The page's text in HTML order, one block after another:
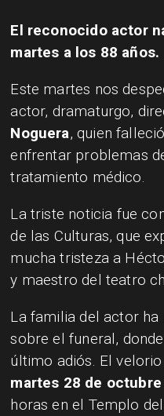
El reconocido actor
martes a los 88 años.
Este martes nos
actor, dramaturgo,
Noguera, quien
enfrentar problemas
tratamiento médico.
La triste noticia fue
de las Culturas, que
mucha tristeza a
y maestro del teatro
La familia del actor
sobre el funeral,
último adiós. El
martes 28 de octubre
horas en el Templo